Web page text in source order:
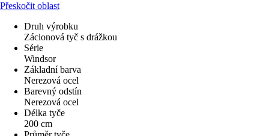
Přeskočit oblast
Druh výrobku
Záclonová tyč s drážkou
Série
Windsor
Základní barva
Nerezová ocel
Barevný odstín
Nerezová ocel
Délka tyče
200 cm